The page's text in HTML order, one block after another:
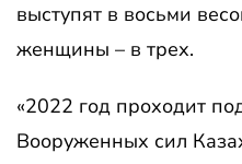
выступят в восьми
женщины – в трех.
«2022 год проходит
Вооруженных сил